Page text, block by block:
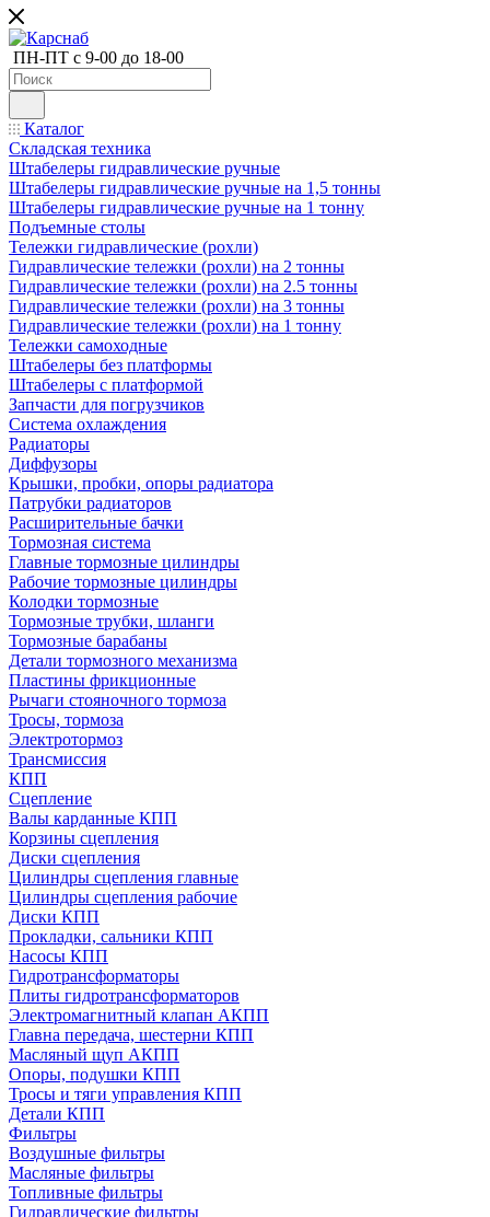
ПН-ПТ с 9-00 до 18-00
Каталог
Складская техника
Штабелеры гидравлические ручные
Штабелеры гидравлические ручные на 1,5 тонны
Штабелеры гидравлические ручные на 1 тонну
Подъемные столы
Тележки гидравлические (рохли)
Гидравлические тележки (рохли) на 2 тонны
Гидравлические тележки (рохли) на 2.5 тонны
Гидравлические тележки (рохли) на 3 тонны
Гидравлические тележки (рохли) на 1 тонну
Тележки самоходные
Штабелеры без платформы
Штабелеры с платформой
Запчасти для погрузчиков
Система охлаждения
Радиаторы
Диффузоры
Крышки, пробки, опоры радиатора
Патрубки радиаторов
Расширительные бачки
Тормозная система
Главные тормозные цилиндры
Рабочие тормозные цилиндры
Колодки тормозные
Тормозные трубки, шланги
Тормозные барабаны
Детали тормозного механизма
Пластины фрикционные
Рычаги стояночного тормоза
Тросы, тормоза
Электротормоз
Трансмиссия
КПП
Сцепление
Валы карданные КПП
Корзины сцепления
Диски сцепления
Цилиндры сцепления главные
Цилиндры сцепления рабочие
Диски КПП
Прокладки, сальники КПП
Насосы КПП
Гидротрансформаторы
Плиты гидротрансформаторов
Электромагнитный клапан АКПП
Главна передача, шестерни КПП
Масляный щуп АКПП
Опоры, подушки КПП
Тросы и тяги управления КПП
Детали КПП
Фильтры
Воздушные фильтры
Масляные фильтры
Топливные фильтры
Гидравлические фильтры